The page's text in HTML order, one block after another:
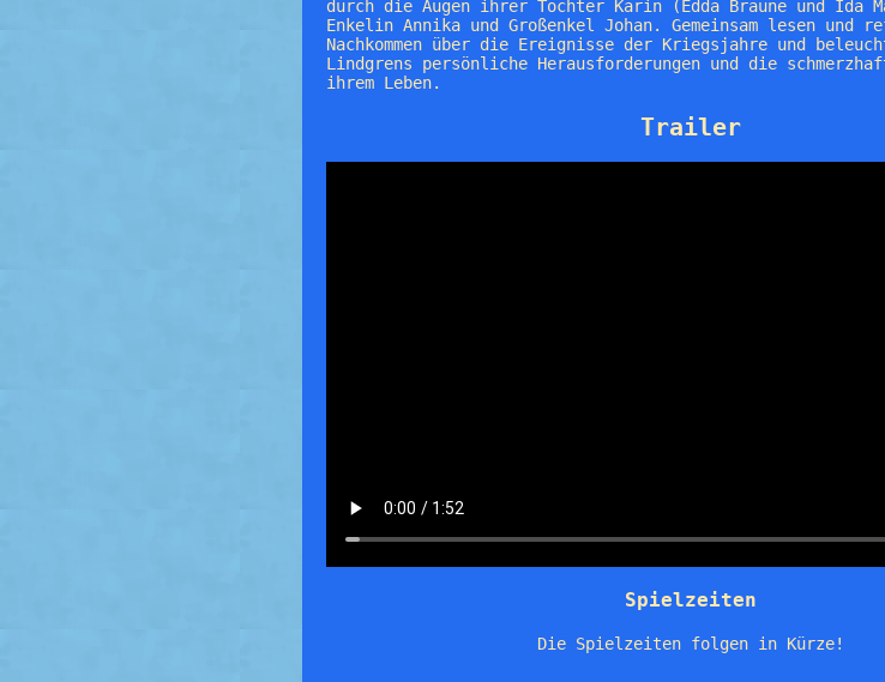
durch die Augen ihrer Tochter Karin (Edda Braune und Ida
Enkelin Annika und Großenkel Johan. Gemeinsam lesen und
Nachkommen über die Ereignisse der Kriegsjahre und
Lindgrens persönliche Herausforderungen und die
ihrem Leben.
Trailer
Spielzeiten
Die Spielzeiten folgen in Kürze!